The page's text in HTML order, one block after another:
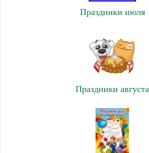
Праздники июля
Праздники августа